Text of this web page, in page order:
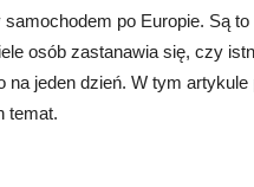
po Europie. Są to
osób zastanawia się, czy
na jeden dzień. W tym
temat.